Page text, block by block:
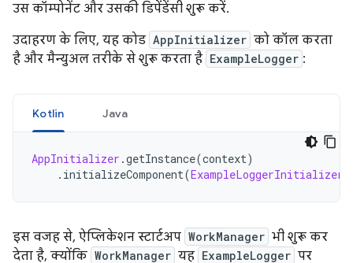
उस कॉम्पोनेंट और उसकी डिपेंडेंसी शुरू करें.
उदाहरण के लिए, यह कोड AppInitializer को कॉल करता
है और मैन्युअल तरीके से शुरू करता है ExampleLogger :
Kotlin Java
AppInitializer .getInstance(context)
. initializeComponent(ExampleLoggerInitializer
इस वजह से, ऐप्लिकेशन स्टार्टअप WorkManager भी शुरू कर
देता है, क्योंकि WorkManager यह ExampleLogger पर